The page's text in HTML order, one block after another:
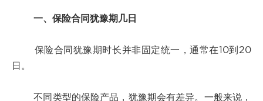
一、保险合同犹豫期几日
保险合同犹豫期时长并非固定统一，通常在10到20
日。
不同类型的保险产品，犹豫期会有差异。一般来说，